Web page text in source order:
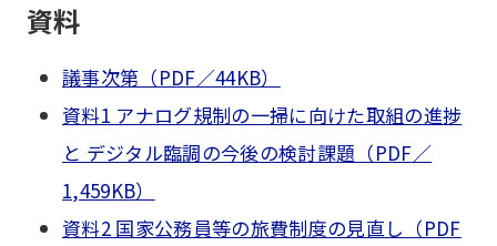
資料
議事次第（PDF／44KB）
資料1 アナログ規制の一掃に向けた取組の進捗
と デジタル臨調の今後の検討課題（PDF／
1,459KB）
資料2 国家公務員等の旅費制度の見直し（PDF